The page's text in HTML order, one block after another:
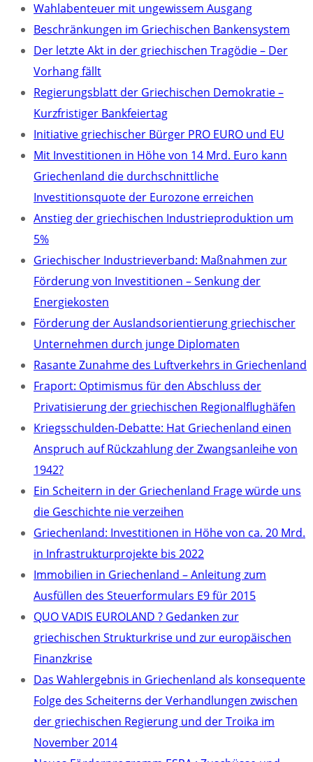
Wahlabenteuer mit ungewissem Ausgang
Beschränkungen im Griechischen Bankensystem
Der letzte Akt in der griechischen Tragödie – Der
Vorhang fällt
Regierungsblatt der Griechischen Demokratie –
Kurzfristiger Bankfeiertag
Initiative griechischer Bürger PRO EURO und EU
Mit Investitionen in Höhe von 14 Mrd. Euro kann
Griechenland die durchschnittliche
Investitionsquote der Eurozone erreichen
Anstieg der griechischen Industrieproduktion um
5%
Griechischer Industrieverband: Maßnahmen zur
Förderung von Investitionen – Senkung der
Energiekosten
Förderung der Auslandsorientierung griechischer
Unternehmen durch junge Diplomaten
Rasante Zunahme des Luftverkehrs in Griechenland
Fraport: Optimismus für den Abschluss der
Privatisierung der griechischen Regionalflughäfen
Kriegsschulden-Debatte: Hat Griechenland einen
Anspruch auf Rückzahlung der Zwangsanleihe von
1942?
Ein Scheitern in der Griechenland Frage würde uns
die Geschichte nie verzeihen
Griechenland: Investitionen in Höhe von ca. 20 Mrd.
in Infrastrukturprojekte bis 2022
Immobilien in Griechenland – Anleitung zum
Ausfüllen des Steuerformulars E9 für 2015
QUO VADIS EUROLAND ? Gedanken zur
griechischen Strukturkrise und zur europäischen
Finanzkrise
Das Wahlergebnis in Griechenland als konsequente
Folge des Scheiterns der Verhandlungen zwischen
der griechischen Regierung und der Troika im
November 2014